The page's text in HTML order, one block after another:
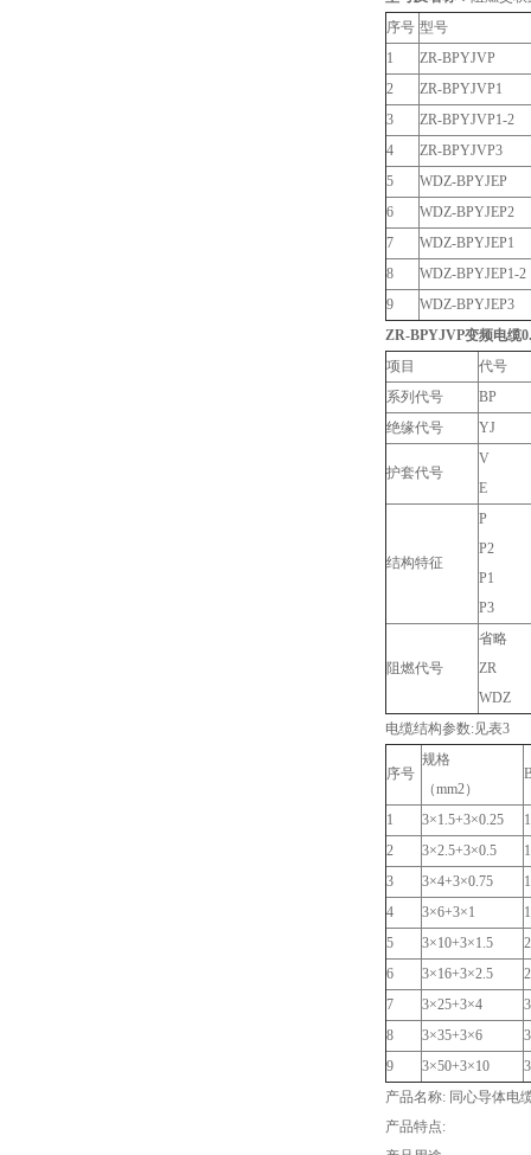
序号 型号
1
ZR-BPYJVP
2
ZR-BPYJVP1
3
ZR-BPYJVP1-2
4
ZR-BPYJVP3
5
WDZ-BPYJEP
6
WDZ-BPYJEP2
7
WDZ-BPYJEP1
8
WDZ-BPYJEP1-2
9
WDZ-BPYJEP3
ZR-BPYJVP变频电缆
项目
代号
系列代号
BP
绝缘代号
YJ
护套代号
V
E
结构特征
P
P2
P1
P3
阻燃代号
省略
ZR
WDZ
电缆结构参数:见表3
序号
规格
（mm2）
1 3×1.5+3×0.25
2
3×2.5+3×0.5
3
3×4+3×0.75
4
3×6+3×1
5
3×10+3×1.5
6
3×16+3×2.5
7
3×25+3×4
8
3×35+3×6
9
3×50+3×10
产品名称: 同心导体电
产品特点: